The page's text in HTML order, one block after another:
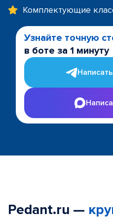
Комплектующие
Узнайте точную
в боте за 1 минуту
Pedant.ru —